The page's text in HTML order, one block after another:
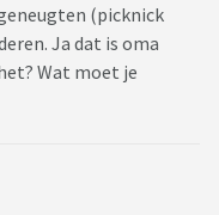
(picknick
Ja dat is oma
Wat moet je